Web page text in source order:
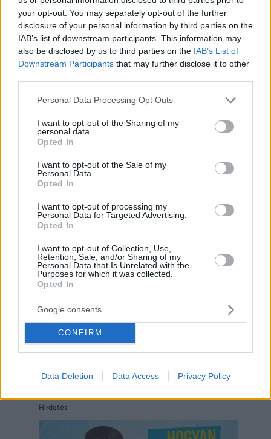
your opt-out. You may separately opt-out of the further
disclosure of your personal information by third parties on the
IAB’s list of downstream participants. This information may
also be disclosed by us to third parties on the IAB’s List of
Downstream Participants that may further disclose it to other
Please note that this website/app uses one or more Google
not limited to your visit or usage behaviour. You may click to
grant or deny consent to Google and its third-party tags to
use your data for below specified purposes in below Google
consent section.
Personal Data Processing Opt Outs
I want to opt-out of the Sharing of my
personal data.
Opted In
I want to opt-out of the Sale of my
Personal Data.
Opted In
I want to opt-out of processing my
Personal Data for Targeted Advertising.
Opted In
I want to opt-out of Collection, Use,
Retention, Sale, and/or Sharing of my
Personal Data that Is Unrelated with the
Purposes for which it was collected.
Opted In
Google consents
CONFIRM
Data Deletion Data Access Privacy Policy
Hirdetés
Hirdetés